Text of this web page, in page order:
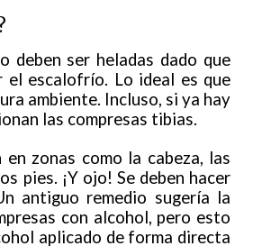
deben ser heladas dado que
el escalofrío. Lo ideal es que
ambiente. Incluso, si ya hay
las compresas tibias.
en zonas como la cabeza, las
pies. ¡Y ojo! Se deben hacer
antiguo remedio sugería la
con alcohol, pero esto
aplicado de forma directa